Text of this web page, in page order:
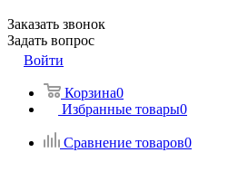
Заказать звонок
Задать вопрос
Войти
Корзина0
Избранные товары0
Сравнение товаров0